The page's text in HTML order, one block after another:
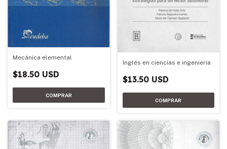
Mecánica elemental
$18.50 USD
Inglés en ciencias e ingeniería
$13.50 USD